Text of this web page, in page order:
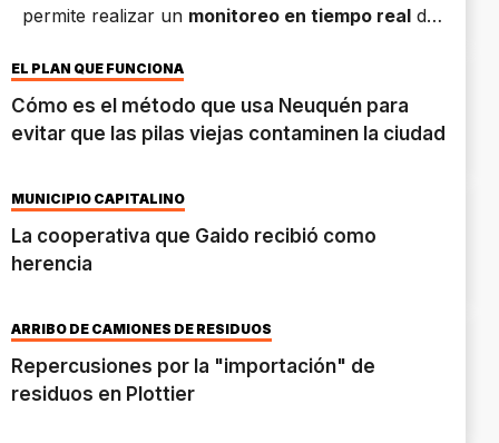
permite realizar un monitoreo en tiempo real de
coworking.
EL PLAN QUE FUNCIONA
Cómo es el método que usa Neuquén para
evitar que las pilas viejas contaminen la ciudad
MUNICIPIO CAPITALINO
La cooperativa que Gaido recibió como
herencia
ARRIBO DE CAMIONES DE RESIDUOS
Repercusiones por la "importación" de
residuos en Plottier